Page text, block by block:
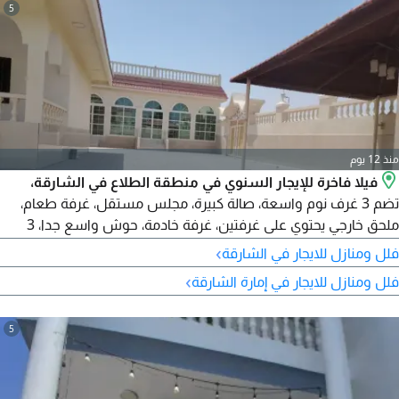
5
منذ 12 يوم
فيلا فاخرة للإيجار السنوي في منطقة الطلاع في الشارقة،
تضم 3 غرف نوم واسعة، صالة كبيرة، مجلس مستقل، غرفة طعام،
ملحق خارجي يحتوي على غرفتين، غرفة خادمة، حوش واسع جدا، 3
مداخل مستقلة، وتكييف سبليت. تقع في موقع هادئ قريب من
جميع الخدمات. الإيجار السنوي 95000 درهم، ومخصصة للمواطنين
فلل ومنازل للايجار في الشارقة›
فلل ومنازل للايجار في إمارة الشارقة›
5